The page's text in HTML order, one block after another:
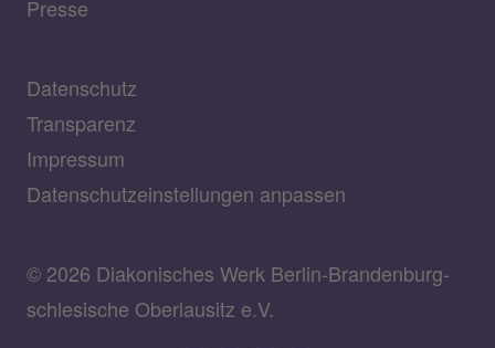
Presse
Datenschutz
Transparenz
Impressum
Datenschutzeinstellungen anpassen
© 2026 Diakonisches Werk Berlin-Brandenburg-
schlesische Oberlausitz e.V.